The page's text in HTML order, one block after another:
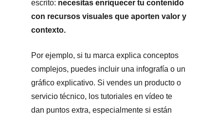
escrito: necesitas enriquecer tu contenido
con recursos visuales que aporten valor y
contexto.
Por ejemplo, si tu marca explica conceptos
complejos, puedes incluir una infografía o un
gráfico explicativo. Si vendes un producto o
servicio técnico, los tutoriales en vídeo te
dan puntos extra, especialmente si están